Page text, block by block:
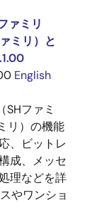
ァミリ
ミリ）と
English
SHファミ
リ）の機能
、ビットレ
成、メッセ
理などを詳
やワンショ